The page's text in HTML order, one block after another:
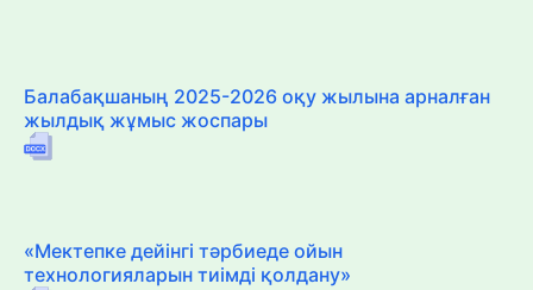
Балабақшаның 2025-2026 оқу жылына арналған
жылдық жұмыс жоспары
«Мектепке дейінгі тәрбиеде ойын
технологияларын тиімді қолдану»